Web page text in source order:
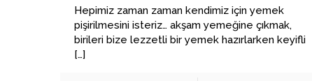
Hepimiz zaman zaman kendimiz için yemek
pişirilmesini isteriz… akşam yemeğine çıkmak,
birileri bize lezzetli bir yemek hazırlarken keyifli
[…]